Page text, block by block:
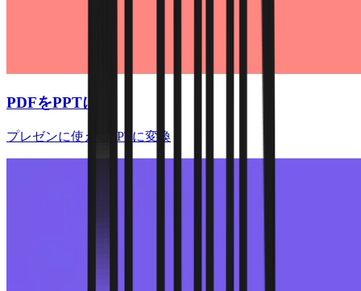
PDFをPPTに
プレゼンに使えるPPTに変換